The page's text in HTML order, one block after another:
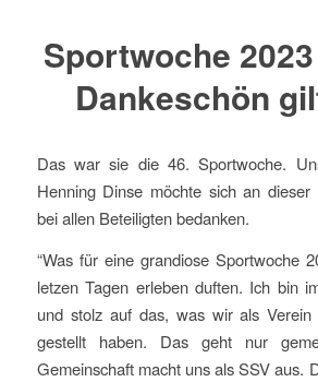
Sportwoche
Dankeschön
Das war sie die 46. Sportwoche.
Henning Dinse möchte sich an
bei allen Beteiligten bedanken.
“Was für eine grandiose Sportwoche
letzen Tagen erleben duften. Ich bin
und stolz auf das, was wir als
gestellt haben. Das geht nur
Gemeinschaft macht uns als SSV aus.